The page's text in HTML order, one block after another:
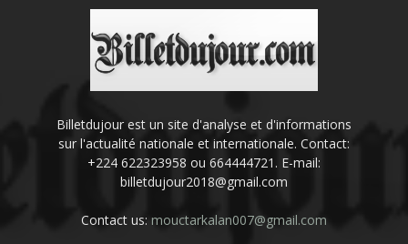
Billetdujour est un site d'analyse et d'informations
sur l'actualité nationale et internationale. Contact:
+224 622323958 ou 664444721. E-mail:
billetdujour2018@gmail.com
Contact us: mouctarkalan007@gmail.com